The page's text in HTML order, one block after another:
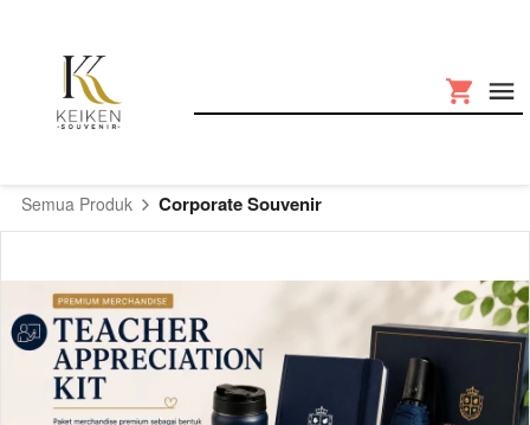
Semua Produk Corporate Souvenir